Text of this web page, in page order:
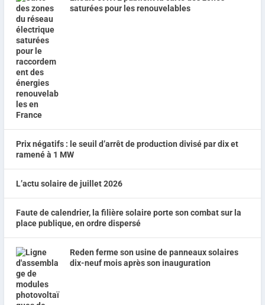
saturées pour les renouvelables
Prix négatifs : le seuil d’arrêt de production divisé par dix et
ramené à 1 MW
L’actu solaire de juillet 2026
Faute de calendrier, la filière solaire porte son combat sur la
place publique, en ordre dispersé
Reden ferme son usine de panneaux solaires
dix-neuf mois après son inauguration